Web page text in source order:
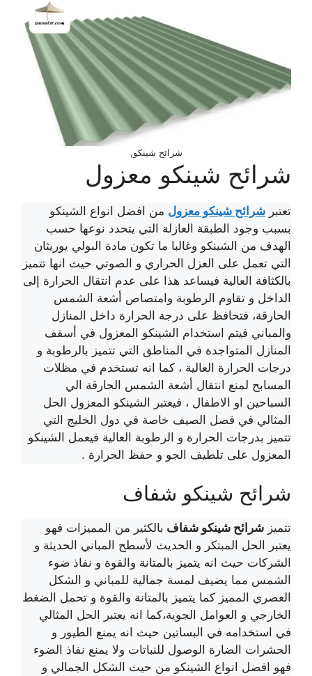
شرائح شينكو,
شرائح شينكو معزول
تعتبر شرائح شينكو معزول من افضل انواع الشينكو
بسبب وجود الطبقة العازلة التي يتحدد نوعها حسب
الهدف من الشينكو وغالبا ما تكون مادة البولي يوريثان
التي تعمل على العزل الحراري و الصوتي حيث انها تتميز
بالكثافة العالية فيساعد هذا على عدم انتقال الحرارة إلى
الداخل و تقاوم الرطوبة وامتصاص أشعة الشمس
الحارقة، فتحافظ على درجة الحرارة داخل المنازل
والمباني فيتم استخدام الشينكو المعزول في أسقف
المنازل المتواجدة في المناطق التي تتميز بالرطوبة و
درجات الحرارة العالية ، كما انه تستخدم في مظلات
المسابح لمنع انتقال أشعة الشمس الحارقة الي
السباحين او الاطفال ، فيعتبر الشينكو المعزول الحل
المثالي في فصل الصيف خاصة في دول الخليج التي
تتميز بدرجات الحرارة و الرطوبة العالية فيعمل الشينكو
المعزول على تلطيف الجو و حفظ الحرارة .
شرائح شينكو شفاف
تتميز شرائح شينكو شفاف بالكثير من المميزات فهو
يعتبر الحل المبتكر و الحديث لأسطح المباني الحديثة و
الشركات حيث انه يتميز بالمتانة والقوة و نفاذ ضوء
الشمس مما يضيف لمسة جمالية للمباني و الشكل
العصري المميز كما يتميز بالمتانة والقوة و تحمل الضغط
الخارجي و العوامل الجوية،كما انه يعتبر الحل المثالي
في استخدامه في البساتين حيث انه يمنع الطيور و
الحشرات الضارة الوصول للنباتات ولا يمنع نفاذ الضوء
فهو افضل انواع الشينكو من حيث الشكل الجمالي و